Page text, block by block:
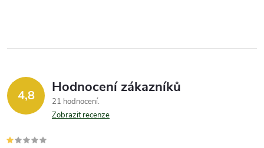
i
s
u
4,8 Hodnocení zákazníků
21 hodnocení
Zobrazit recenze